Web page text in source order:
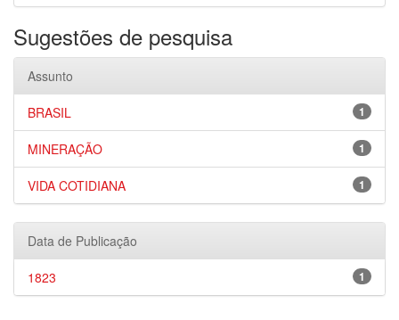
Sugestões de pesquisa
Assunto
1
BRASIL
1
MINERAÇÃO
1
VIDA COTIDIANA
Data de Publicação
1
1823